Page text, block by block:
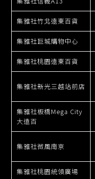
集雅社竹北遠東百貨
集雅社巨城購物中心
集雅社桃園遠東百貨
集雅社新光三越站前店
集雅社板橋Mega City
大遠百
集雅社微風南京
集雅社桃園統領廣場